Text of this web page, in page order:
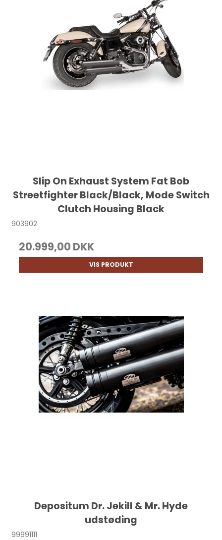
Slip On Exhaust System Fat Bob
Streetfighter Black/Black, Mode Switch
Clutch Housing Black
903902
20.999,00 DKK
VIS PRODUKT
Depositum Dr. Jekill & Mr. Hyde
udstøding
99991111